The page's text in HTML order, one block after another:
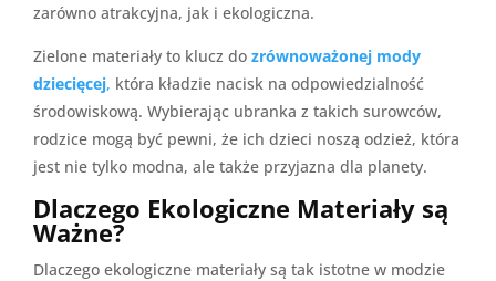
zarówno atrakcyjna, jak i ekologiczna.
Zielone materiały to klucz do zrównoważonej mody
dziecięcej, która kładzie nacisk na odpowiedzialność
środowiskową. Wybierając ubranka z takich surowców,
rodzice mogą być pewni, że ich dzieci noszą odzież, która
jest nie tylko modna, ale także przyjazna dla planety.
Dlaczego Ekologiczne Materiały są
Ważne?
Dlaczego ekologiczne materiały są tak istotne w modzie